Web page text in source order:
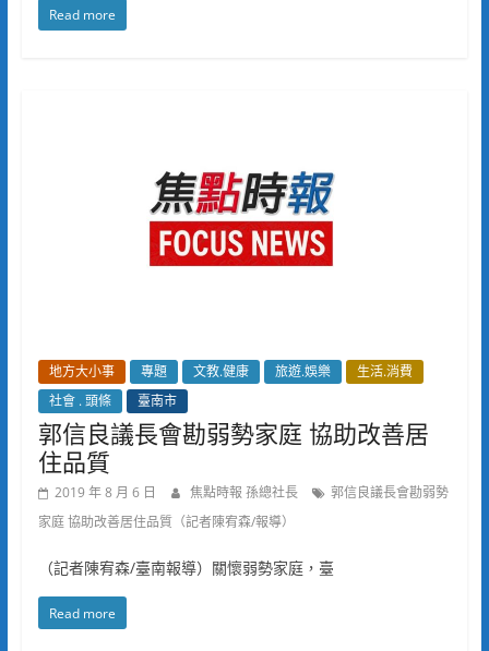
Read more
地方大小事 專題 文教.健康 旅遊.娛樂
生活.消費
社會 . 頭條
臺南市
郭信良議長會勘弱勢家庭 協助改善居
住品質
2019 年 8 月 6 日 焦點時報 孫總社長
郭信良議長會勘弱勢
家庭 協助改善居住品質（記者陳宥森/報導）
（記者陳宥森/臺南報導）關懷弱勢家庭，臺
Read more